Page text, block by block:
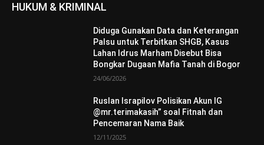
HUKUM & KRIMINAL
Diduga Gunakan Data dan Keterangan
Palsu untuk Terbitkan SHGB, Kasus
Lahan Idrus Marham Disebut Bisa
Bongkar Dugaan Mafia Tanah di Bogor
24/06/2026
Ruslan Israpilov Polisikan Akun IG
@mr.terimakasih” soal Fitnah dan
Pencemaran Nama Baik
12/11/2025